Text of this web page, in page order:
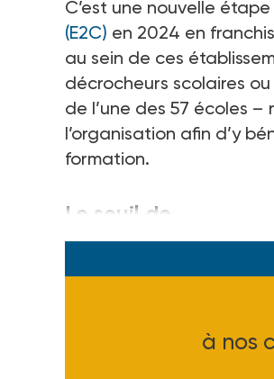
C’est une nouvelle
(E2C) en 2024 en
au sein de ces
décrocheurs scolaires
de l’une des 57 écoles
l’organisation afin d’y
formation.
Le seuil de
à nos